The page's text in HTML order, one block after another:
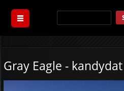
Gray Eagle -